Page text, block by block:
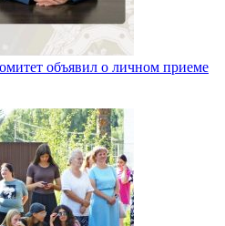
объявил о личном приеме